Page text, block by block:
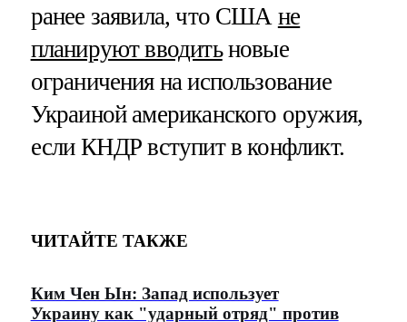
ранее заявила, что США не
планируют вводитьновые
ограничения на использование
Украиной американского оружия,
если КНДР вступит в конфликт.
ЧИТАЙТЕ ТАКЖЕ
Ким Чен Ын: Запад использует
Украину как "ударный отряд" против